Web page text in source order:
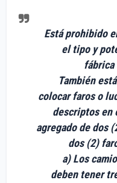
Está prohibido
el tipo y
fábrica
También
colocar faros o
descriptos en
agregado de dos
dos (2)
a) Los
deben tener